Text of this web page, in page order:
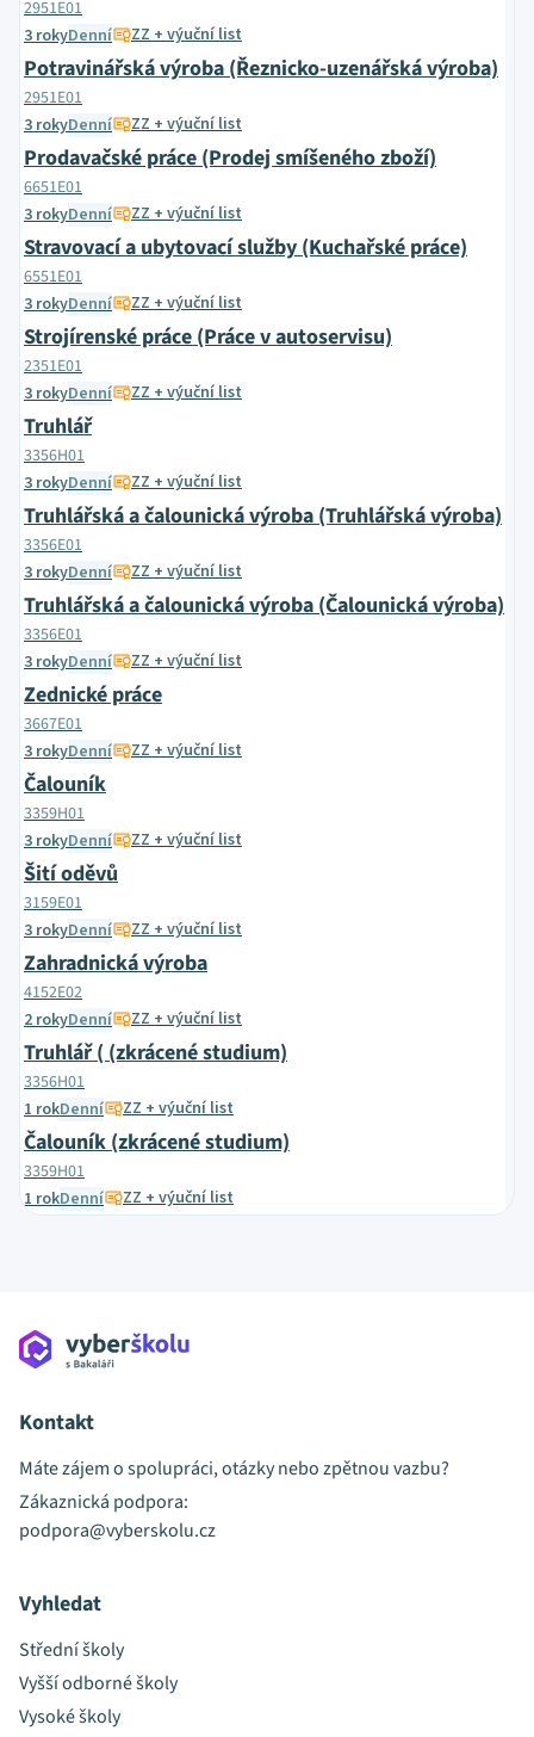
2951E01
3 rokyDenní ZZ + výuční list
Potravinářská výroba (Řeznicko-uzenářská výroba)
2951E01
3 rokyDenní ZZ + výuční list
Prodavačské práce (Prodej smíšeného zboží)
6651E01
3 rokyDenní ZZ + výuční list
Stravovací a ubytovací služby (Kuchařské práce)
6551E01
3 rokyDenní ZZ + výuční list
Strojírenské práce (Práce v autoservisu)
2351E01
3 rokyDenní ZZ + výuční list
Truhlář
3356H01
3 rokyDenní ZZ + výuční list
Truhlářská a čalounická výroba (Truhlářská výroba)
3356E01
3 rokyDenní ZZ + výuční list
Truhlářská a čalounická výroba (Čalounická výroba)
3356E01
3 rokyDenní ZZ + výuční list
Zednické práce
3667E01
3 rokyDenní ZZ + výuční list
Čalouník
3359H01
3 rokyDenní ZZ + výuční list
Šití oděvů
3159E01
3 rokyDenní ZZ + výuční list
Zahradnická výroba
4152E02
2 rokyDenní ZZ + výuční list
Truhlář ( (zkrácené studium)
3356H01
1 rokDenní ZZ + výuční list
Čalouník (zkrácené studium)
3359H01
1 rokDenní ZZ + výuční list
Kontakt
Máte zájem o spolupráci, otázky nebo zpětnou vazbu?
Zákaznická podpora:
podpora@vyberskolu.cz
Vyhledat
Střední školy
Vyšší odborné školy
Vysoké školy